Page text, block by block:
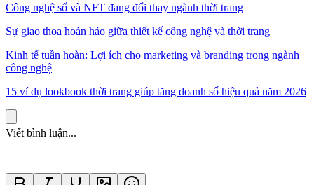
Công nghệ số và NFT đang đổi thay ngành thời trang
Sự giao thoa hoàn hảo giữa thiết kế công nghệ và thời trang
Kinh tế tuần hoàn: Lợi ích cho marketing và branding trong ngành
công nghệ
15 ví dụ lookbook thời trang giúp tăng doanh số hiệu quả năm 2026
Viết bình luận...